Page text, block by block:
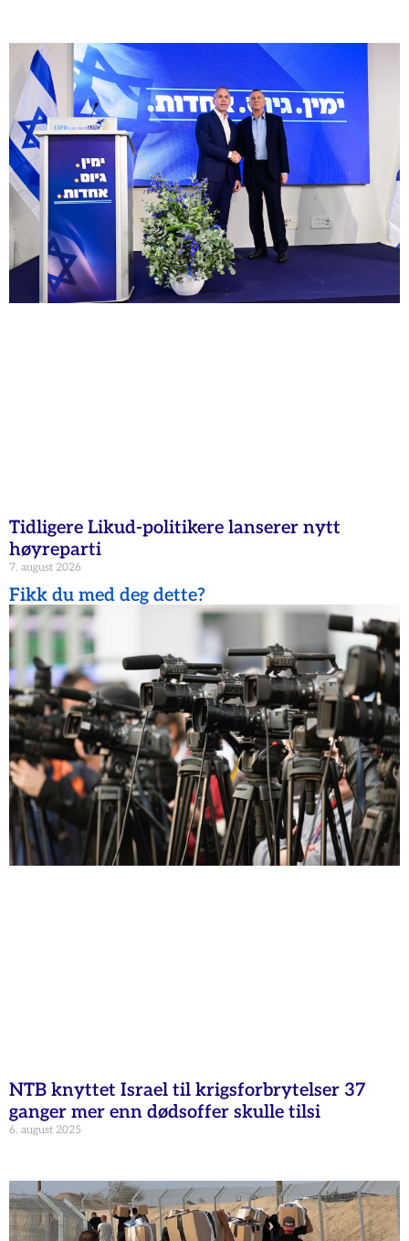
Tidligere Likud-politikere lanserer nytt
høyreparti
7. august 2026
Fikk du med deg dette?
NTB knyttet Israel til krigsforbrytelser 37
ganger mer enn dødsoffer skulle tilsi
6. august 2025